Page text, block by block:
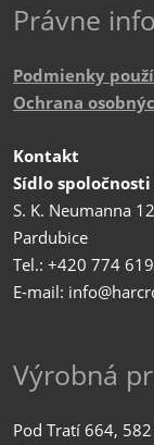
Právne
Podmienky
Ochrana
Kontakt
Sídlo spoločnosti
S. K. Neumanna
Pardubice
Tel.: +420 774
E-mail:
Výrobná
Pod Tratí 664,